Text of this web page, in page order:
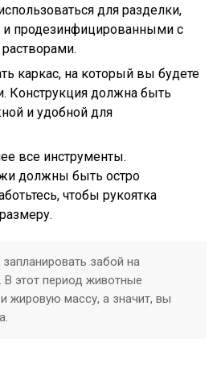
для разделки,
продезинфицированными с
каркас, на который вы будете
Конструкция должна быть
и удобной для
все инструменты.
должны быть остро
чтобы рукоятка
забой на
В этот период животные
жировую массу, а значит, вы